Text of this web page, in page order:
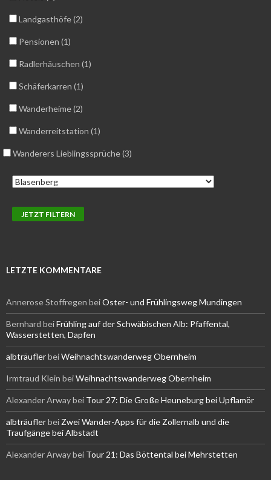
Landgasthöfe (2)
Pensionen (1)
Radlerhäuschen (1)
Schäferkarren (1)
Wanderheime (2)
Wanderreitstation (1)
Wanderers Lieblingssprüche (3)
LETZTE KOMMENTARE
Annerose Stoffregen beiOster- und Frühlingsweg Mundingen
Bernhard beiFrühling auf der Schwäbischen Alb: Pfaffental,
Wasserstetten, Dapfen
albträuflerbeiWeihnachtswanderweg Obernheim
Irmtraud Klein beiWeihnachtswanderweg Obernheim
Alexander Arwaybei Tour 27: Die Große Heuneburg bei Upflamör
albträuflerbei Zwei Wander-Apps für die Zollernalb und die
Traufgänge bei Albstadt
Alexander Arwaybei Tour 21: Das Böttental bei Mehrstetten